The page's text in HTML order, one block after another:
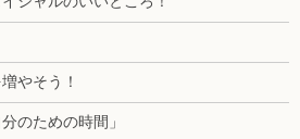
やそう！
のための時間」